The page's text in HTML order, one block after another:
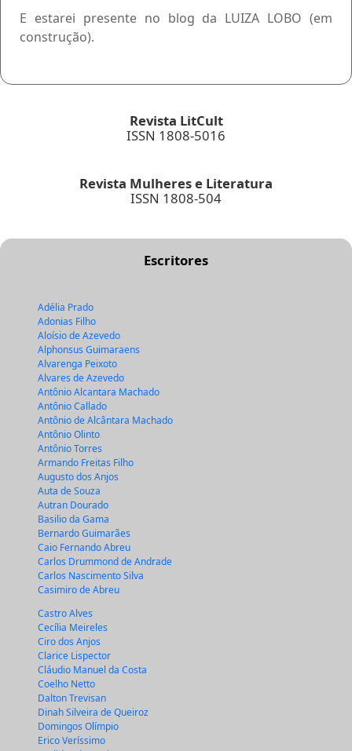
E estarei presente no blog da LUIZA LOBO (em
construção).
Revista LitCult
ISSN 1808-5016
Revista Mulheres e Literatura
ISSN 1808-504
Escritores
Adélia Prado
Adonias Filho
Aloísio de Azevedo
Alphonsus Guimaraens
Alvarenga Peixoto
Alvares de Azevedo
Antônio Alcantara Machado
Antônio Callado
Antônio de Alcântara Machado
Antônio Olinto
Antônio Torres
Armando Freitas Filho
Augusto dos Anjos
Auta de Souza
Autran Dourado
Basilio da Gama
Bernardo Guimarães
Caio Fernando Abreu
Carlos Drummond de Andrade
Carlos Nascimento Silva
Casimiro de Abreu
Castro Alves
Cecília Meireles
Ciro dos Anjos
Clarice Lispector
Cláudio Manuel da Costa
Coelho Netto
Dalton Trevisan
Dinah Silveira de Queiroz
Domingos Olímpio
Erico Veríssimo